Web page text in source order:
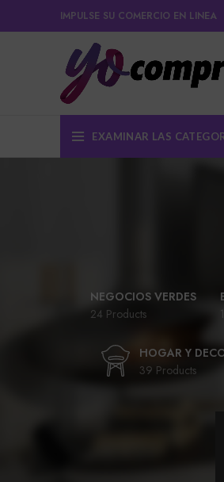
IMPULSE SU COMERCIO EN LINEA
EXAMINAR LAS
NEGOCIOS VERDES
24 Products
HOGAR Y
39 Products